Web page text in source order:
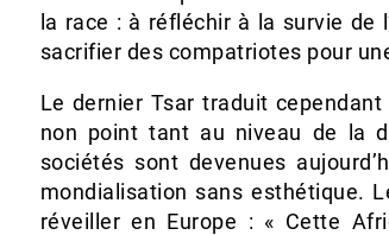
la race : à réfléchir à la survie de
sacrifier des compatriotes pour
Le dernier Tsar traduit
non point tant au niveau de la
sociétés sont devenues
mondialisation sans esthétique.
réveiller en Europe : « Cette